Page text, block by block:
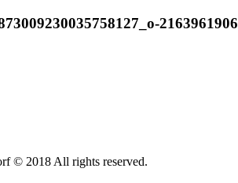
2163961906
© 2018 All rights reserved.